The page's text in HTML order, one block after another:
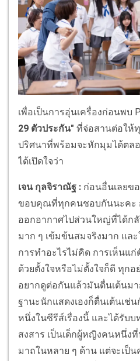
เพื่อเป็นการอุ่นเครื่องก่อนพบ
29 ตัวประกัน" ที่จ่อสานต่อให้
ปริศนาที่พร้อมจะหักมุมได้ตล
ได้เปิดใจว่า
เจน กุลจิราณัฐ : ก่อนอื่นเลยข
ขอบคุณที่ทุกคนชอบกันนะคะ
ออกอากาศไปส่วนใหญ่ที่ได้ก
มาก ๆ เข้มข้นสมจริงมาก แล
การทำอะไรไม่คิด การเห็นแ
ด้วยตั้งใจหรือไม่ตั้งใจก็ดี ทุก
อยากดูต่อกันแล้วมันตื่นเต้นม
ฐานะนักแสดงเองก็ตื่นเต้นเช่
หนึ่งในซีรีส์เรื่องนี้ และได้รับบ
สงสาร เป็นเด็กผู้หญิงคนหนึ่ง
มาถในหลาย ๆ ด้าน แต่จะเป็